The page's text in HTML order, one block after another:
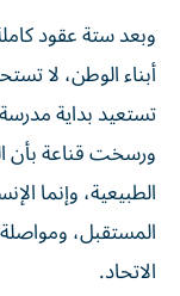
وبعد ستة عقود
أبناء الوطن، لا
تستعيد بداية
ورسخت قناعة بأن
الطبيعية، وإنما
المستقبل،
الاتحاد.